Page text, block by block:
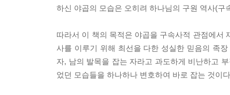
하신 야곱의 모습은 오히려 하나님의 구원 역사(구
따라서 이 책의 목적은 야곱을 구속사적 관점에서
사를 이루기 위해 최선을 다한 성실한 믿음의 족
자, 남의 발목을 잡는 자라고 과도하게 비난하고
었던 모습들을 하나하나 변호하여 바로 잡는 것이